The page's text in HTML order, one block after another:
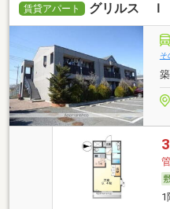
賃貸アパート グリルス Ｉ
そ
1